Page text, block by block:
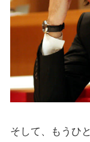
そして、もうひ